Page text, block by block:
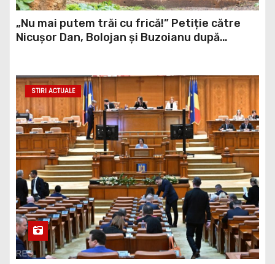
„Nu mai putem trăi cu frică!” Petiție către
Nicușor Dan, Bolojan și Buzoianu după
STIRI ACTUALE